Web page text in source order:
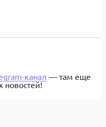
канал — там еще
новостей!